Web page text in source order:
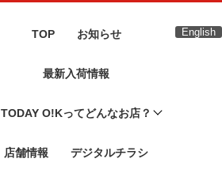
TOP お知らせ
最新入荷情報
TODAY O!Kってどんなお店？
店舗情報 デジタルチラシ
English